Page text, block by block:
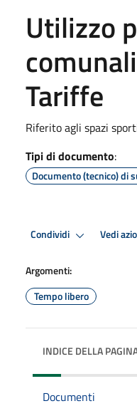
Utilizzo
Tariffe
Riferito agli spazi
Tipi di documento:
Documento (tecnico) di
Condividi Vedi
Argomenti:
Tempo libero
INDICE DELLA
Documenti